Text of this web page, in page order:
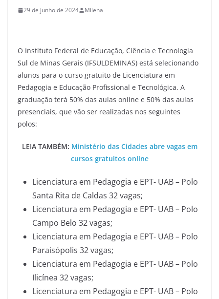
29 de junho de 2024 Milena
O Instituto Federal de Educação, Ciência e Tecnologia
Sul de Minas Gerais (IFSULDEMINAS) está selecionando
alunos para o curso gratuito de Licenciatura em
Pedagogia e Educação Profissional e Tecnológica. A
graduação terá 50% das aulas online e 50% das aulas
presenciais, que vão ser realizadas nos seguintes
polos:
LEIA TAMBÉM: Ministério das Cidades abre vagas em
cursos gratuitos online
Licenciatura em Pedagogia e EPT- UAB – Polo
Santa Rita de Caldas 32 vagas;
Licenciatura em Pedagogia e EPT- UAB – Polo
Campo Belo 32 vagas;
Licenciatura em Pedagogia e EPT- UAB – Polo
Paraisópolis 32 vagas;
Licenciatura em Pedagogia e EPT- UAB – Polo
Ilicínea 32 vagas;
Licenciatura em Pedagogia e EPT- UAB – Polo